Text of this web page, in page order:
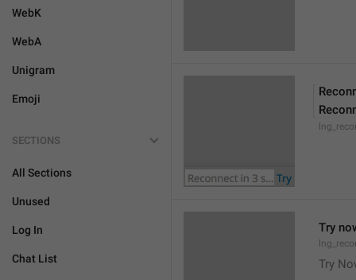
WebK
WebA
Unigram
Emoji
SECTIONS
All Sections
Unused
Log In
Chat List
Try
Try